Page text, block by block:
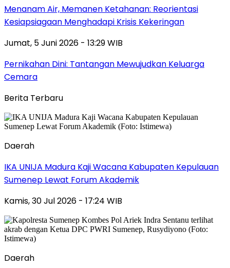
Menanam Air, Memanen Ketahanan: Reorientasi
Kesiapsiagaan Menghadapi Krisis Kekeringan
Jumat, 5 Juni 2026 - 13:29 WIB
Pernikahan Dini: Tantangan Mewujudkan Keluarga
Cemara
Berita Terbaru
Daerah
IKA UNIJA Madura Kaji Wacana Kabupaten Kepulauan
Sumenep Lewat Forum Akademik
Kamis, 30 Jul 2026 - 17:24 WIB
Daerah